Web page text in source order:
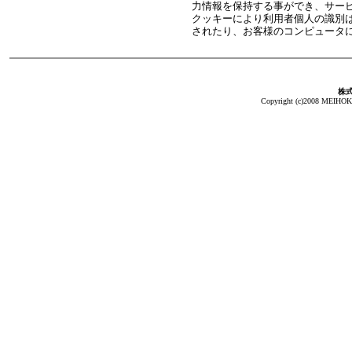
力情報を保持する事ができ、サー
クッキーにより利用者個人の識別
されたり、お客様のコンピュータ
株
Copyright (c)2008